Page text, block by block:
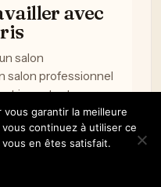
avec
salon
salon professionnel
important pour
garantir la meilleure
continuez à utiliser ce
en êtes satisfait.